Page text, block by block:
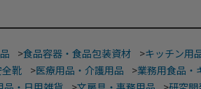
>食品容器・食品包装資材 >キッチン用
靴 >医療用品・介護用品 >業務用食品・